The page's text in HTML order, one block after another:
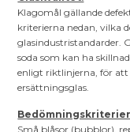
Klagomål gällande
kriterierna nedan, vilka
glasindustristandarder.
soda som kan ha
enligt riktlinjerna, för
ersättningsglas.
Små blåsor (bubblor),